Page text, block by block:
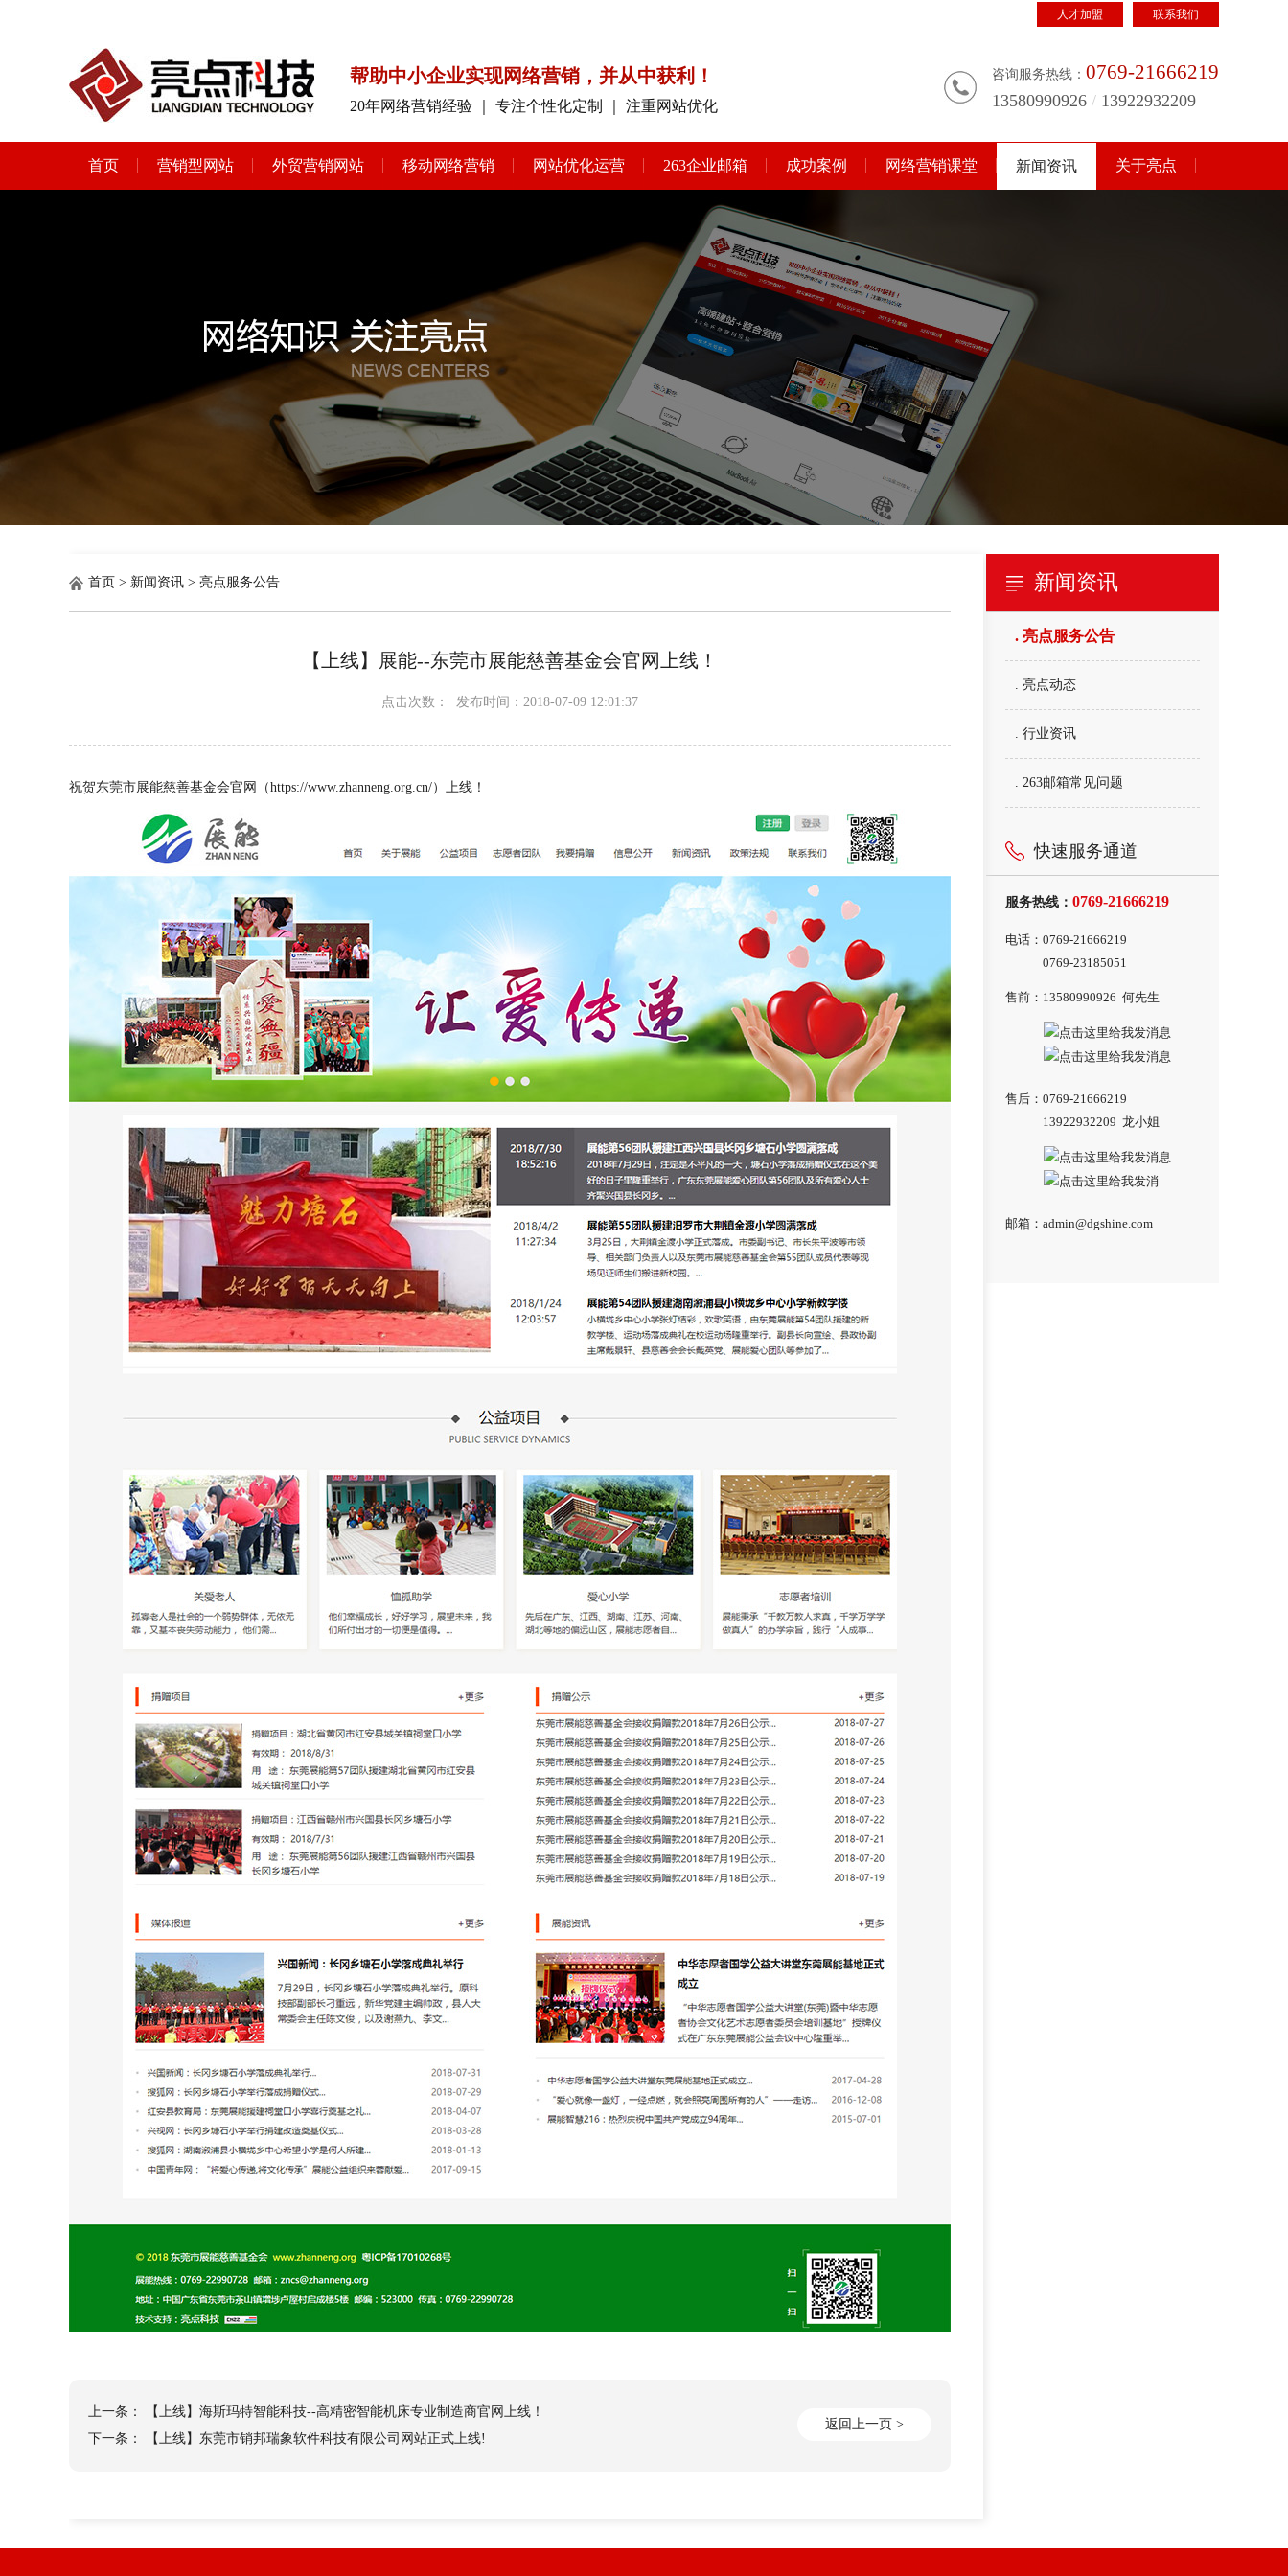
人才加盟 联系我们
帮助中小企业实现网络营销，并从中获利！
20年网络营销经验 ｜ 专注个性化定制 ｜ 注重网站优化
咨询服务热线： 0769-21666219
13580990926 / 13922932209
首页 营销型网站 外贸营销网站 移动网络营销 网站优化运营 263企业邮箱 成功案例 网络营销课堂 新闻资讯 关于亮点
首页 > 新闻资讯 > 亮点服务公告
【上线】展能--东莞市展能慈善基金会官网上线！
点击次数： 发布时间：2018-07-09 12:01:37
祝贺东莞市展能慈善基金会官网（https://www.zhanneng.org.cn/）上线！
上一条：
【上线】海斯玛特智能科技--高精密智能机床专业制造商官网上线！
下一条：
【上线】东莞市销邦瑞象软件科技有限公司网站正式上线!
返回上一页 >
新闻资讯
. 亮点服务公告
. 亮点动态
. 行业资讯
. 263邮箱常见问题
快速服务通道
服务热线： 0769-21666219
电话：0769-21666219
0769-23185051
售前：13580990926 何先生
售后：0769-21666219
13922932209 龙小姐
邮箱： admin@dgshine.com